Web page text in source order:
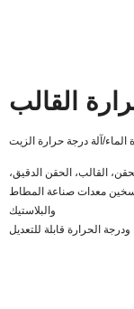
القالب
الماء/آلة درجة حرارة الزيت
القالب، الحقن الدقيق،
تسخين معدات صناعة المطاط
والبلاستيك
الحرارة قابلة للتعديل